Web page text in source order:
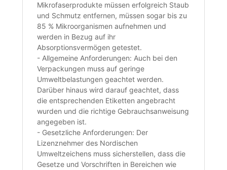
Mikrofaserprodukte müssen erfolgreich Staub
und Schmutz entfernen, müssen sogar bis zu
85 % Mikroorganismen aufnehmen und
werden in Bezug auf ihr
Absorptionsvermögen getestet.
- Allgemeine Anforderungen: Auch bei den
Verpackungen muss auf geringe
Umweltbelastungen geachtet werden.
Darüber hinaus wird darauf geachtet, dass
die entsprechenden Etiketten angebracht
wurden und die richtige Gebrauchsanweisung
angegeben ist.
- Gesetzliche Anforderungen: Der
Lizenznehmer des Nordischen
Umweltzeichens muss sicherstellen, dass die
Gesetze und Vorschriften in Bereichen wie